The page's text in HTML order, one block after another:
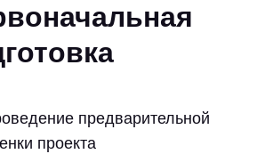
предварительной
проекта